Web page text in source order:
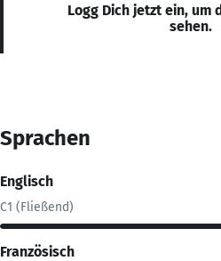
Logg Dich jetzt ein, um
sehen.
Sprachen
Englisch
C1 (Fließend)
Französisch